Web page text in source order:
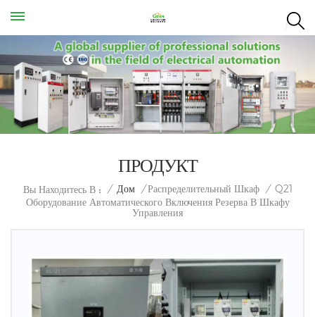
ПРОДУКТ
Вы Находитесь В : / Дом / Распределительный Шкаф / Q21
Оборудование Автоматического Включения Резерва В Шкафу
Управления